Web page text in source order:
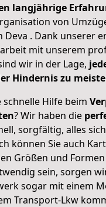
langjährige
von
Deva . Dank unserer
mit unserem
wir in der Lage,
Hindernis zu
schnelle Hilfe beim
? Wir haben die
sorgfältig, alles
können Sie auch
Größen und
sein, sorgen
sogar mit einem
Transport-Lkw